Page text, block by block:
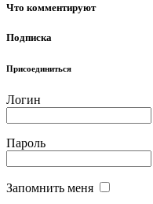
Что комментируют
Подписка
Присоединиться
Логин
Пароль
Запомнить меня